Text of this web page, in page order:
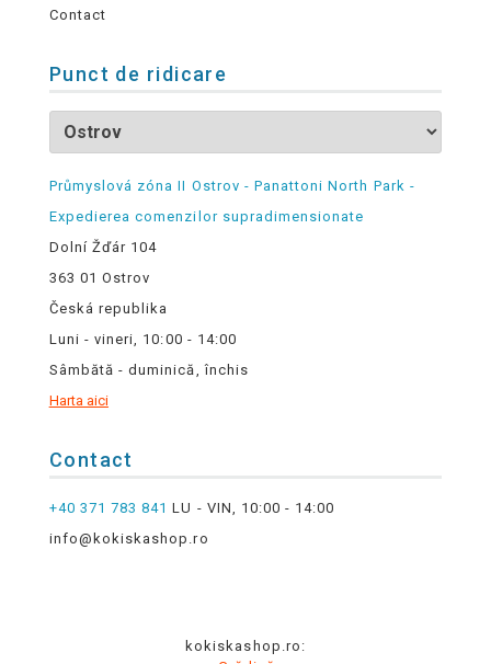
Contact
Punct de ridicare
Průmyslová zóna II Ostrov - Panattoni North Park -
Expedierea comenzilor supradimensionate
Dolní Žďár 104
363 01 Ostrov
Česká republika
Luni - vineri, 10:00 - 14:00
Sâmbătă - duminică, închis
Harta aici
Contact
+40 371 783 841 LU - VIN, 10:00 - 14:00
info@kokiskashop.ro
kokiskashop.ro: